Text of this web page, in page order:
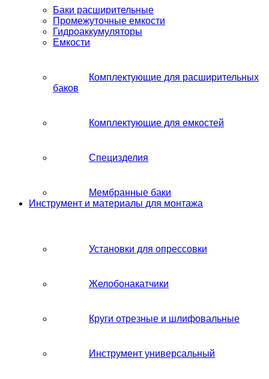
Баки расширительные
Промежуточные емкости
Гидроаккумуляторы
Емкости
Комплектующие для расширительных
баков
Комплектующие для емкостей
Специзделия
Мембранные баки
Инструмент и материалы для монтажа
Установки для опрессовки
Желобонакатчики
Круги отрезные и шлифовальные
Инструмент универсальный